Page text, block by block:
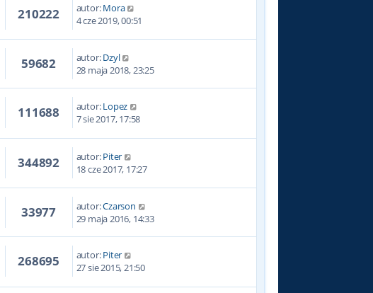
210222 autor:Mora
4 cze 2019, 00:51
59682 autor:Dzyl
28 maja 2018, 23:25
111688 autor:Lopez
7 sie 2017, 17:58
344892 autor:Piter
18 cze 2017, 17:27
33977 autor:Czarson
29 maja 2016, 14:33
268695 autor:Piter
27 sie 2015, 21:50